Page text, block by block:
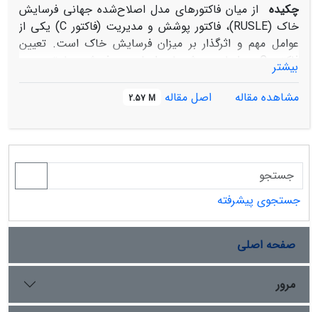
چکیده
از میان فاکتورهای مدل اصلاح‌شده جهانی فرسایش
خاک (RUSLE)، فاکتور پوشش و مدیریت (فاکتور C) یکی از
عوامل مهم و اثرگذار بر میزان فرسایش خاک است. تعیین
فقدان اطلاعات دقیق در بسیاری از مناطق مشکل است. در این
گیاهی در بسیاری از شرایط یک چالش است. درنتیجه در این
مطالعه نقشۀ درصد تاج پوشش گیاهی تهیه شده با استفاده
از الگوریتم نا پارامتریک k-NN، رگرسیون خطی و رگرسیون
خطی گام‌به‌گام در حوضۀ آبخیز شیرین درۀ خراسان شمالی
شاخص گیاهی و محیطی تهیه و روابط آن‌ها بررسی شد.
نتایج مقایسۀ نقشه‌های حاصل از 3 روش نشان داد که روش
درصد) و ضریب کاپا (9/75 درصد) نسبت به دو روش
رگرسیونی دیگر از نتایج مناسب‌تری برخوردار است، ازاین‌رو
جهت تهیۀ فاکتور مدیریت و پوشش (C) مورداستفاده قرار
بیشتر
مشاهده مقاله
اصل مقاله 2.57 M
جستجوی پیشرفته
صفحه اصلی
مرور